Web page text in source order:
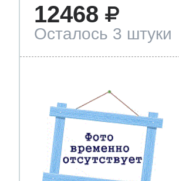
12468
Осталось 3 штуки